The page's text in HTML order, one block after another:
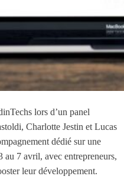
lors d’un panel
Charlotte Jestin et Lucas
dédié sur une
7 avril, avec entrepreneurs,
leur développement.